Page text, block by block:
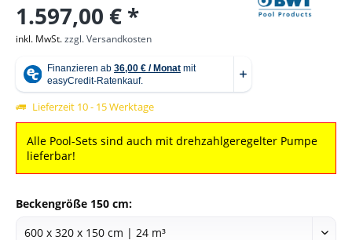
1.597,00 € *
inkl. MwSt.zzgl. Versandkosten
Lieferzeit 10 - 15 Werktage
Alle Pool-Sets sind auch mit drehzahlgeregelter Pumpe
lieferbar!
Beckengröße 150 cm: